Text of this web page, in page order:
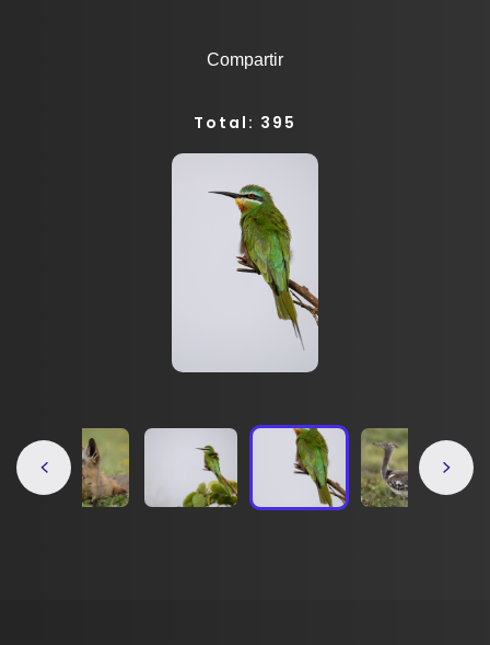
Compartir
Total: 395